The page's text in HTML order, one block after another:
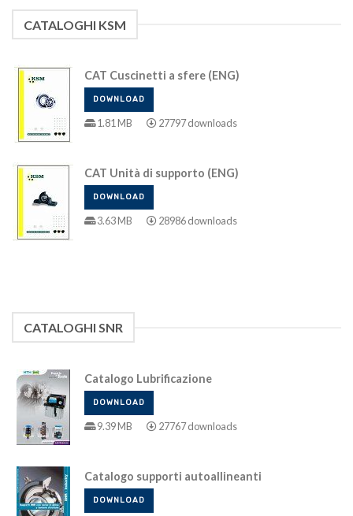
CATALOGHI KSM
CAT Cuscinetti a sfere (ENG)
DOWNLOAD
1.81 MB 27797 downloads
CAT Unità di supporto (ENG)
DOWNLOAD
3.63 MB 28986 downloads
CATALOGHI SNR
Catalogo Lubrificazione
DOWNLOAD
9.39 MB 27767 downloads
Catalogo supporti autoallineanti
DOWNLOAD